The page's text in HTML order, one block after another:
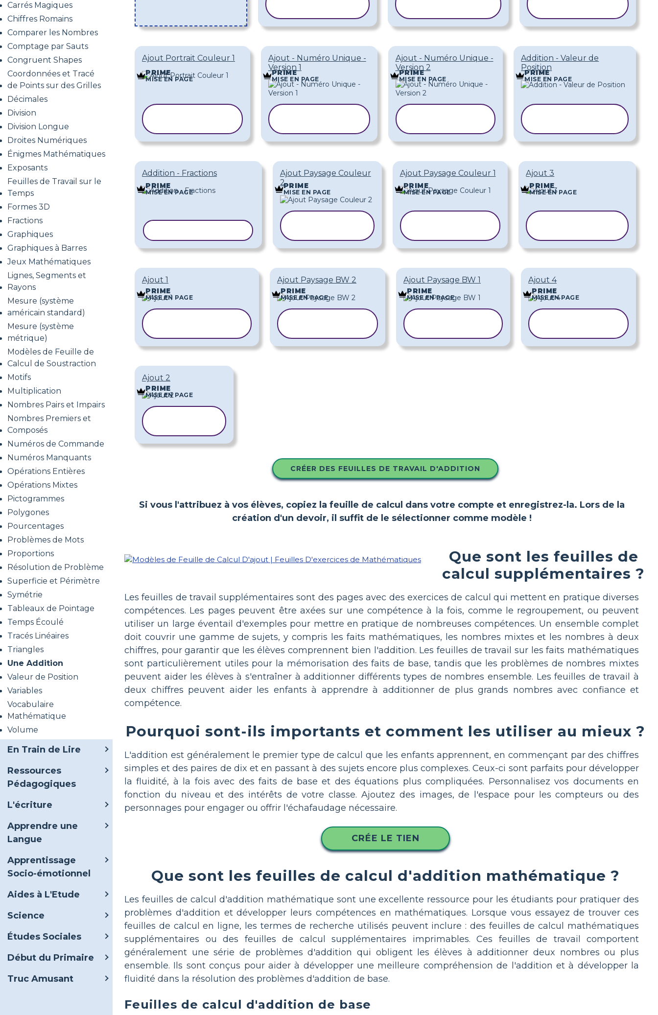
Carrés Magiques
Chiffres Romains
Comparer les Nombres
Comptage par Sauts
Congruent Shapes
Coordonnées et Tracé
de Points sur des Grilles
Décimales
Division
Division Longue
Droites Numériques
Énigmes Mathématiques
Exposants
Feuilles de Travail sur le
Temps
Formes 3D
Fractions
Graphiques
Graphiques à Barres
Jeux Mathématiques
Lignes, Segments et
Rayons
Mesure (système
américain standard)
Mesure (système
métrique)
Modèles de Feuille de
Calcul de Soustraction
Motifs
Multiplication
Nombres Pairs et Impairs
Nombres Premiers et
Composés
Numéros de Commande
Numéros Manquants
Opérations Entières
Opérations Mixtes
Pictogrammes
Polygones
Pourcentages
Problèmes de Mots
Proportions
Résolution de Problème
Superficie et Périmètre
Symétrie
Tableaux de Pointage
Temps Écoulé
Tracés Linéaires
Triangles
Une Addition
Valeur de Position
Variables
Vocabulaire
Mathématique
Volume
En Train de Lire
Ressources
Pédagogiques
L'écriture
Apprendre une
Langue
Apprentissage
Socio-émotionnel
Aides à L'Etude
Science
Études Sociales
Début du Primaire
Truc Amusant
Ajout Portrait Couleur 1
PRIME
MISE EN PAGE
Ajout - Numéro Unique -
Version 1
PRIME
MISE EN PAGE
Ajout - Numéro Unique -
Version 2
PRIME
MISE EN PAGE
Addition - Valeur de
Position
PRIME
MISE EN PAGE
Addition - Fractions
PRIME
MISE EN PAGE
Ajout Paysage Couleur
2PRIME
MISE EN PAGE
Ajout Paysage Couleur 1
PRIME
MISE EN PAGE
Ajout 3
PRIME
MISE EN PAGE
Ajout 1
PRIME
MISE EN PAGE
Ajout Paysage BW 2
PRIME
MISE EN PAGE
Ajout Paysage BW 1
PRIME
MISE EN PAGE
Ajout 4
PRIME
MISE EN PAGE
Ajout 2
PRIME
MISE EN PAGE
CRÉER DES FEUILLES DE TRAVAIL D'ADDITION
Si vous l'attribuez à vos élèves, copiez la feuille de calcul dans votre compte et enregistrez-la. Lors de la
création d'un devoir, il suffit de le sélectionner comme modèle !
Que sont les feuilles de
calcul supplémentaires ?
Les feuilles de travail supplémentaires sont des pages avec des exercices de calcul qui mettent en pratique diverses
compétences. Les pages peuvent être axées sur une compétence à la fois, comme le regroupement, ou peuvent
utiliser un large éventail d'exemples pour mettre en pratique de nombreuses compétences. Un ensemble complet
doit couvrir une gamme de sujets, y compris les faits mathématiques, les nombres mixtes et les nombres à deux
chiffres, pour garantir que les élèves comprennent bien l'addition. Les feuilles de travail sur les faits mathématiques
sont particulièrement utiles pour la mémorisation des faits de base, tandis que les problèmes de nombres mixtes
peuvent aider les élèves à s'entraîner à additionner différents types de nombres ensemble. Les feuilles de travail à
deux chiffres peuvent aider les enfants à apprendre à additionner de plus grands nombres avec confiance et
compétence.
Pourquoi sont-ils importants et comment les utiliser au mieux ?
L'addition est généralement le premier type de calcul que les enfants apprennent, en commençant par des chiffres
simples et des paires de dix et en passant à des sujets encore plus complexes. Ceux-ci sont parfaits pour développer
la fluidité, à la fois avec des faits de base et des équations plus compliquées. Personnalisez vos documents en
fonction du niveau et des intérêts de votre classe. Ajoutez des images, de l'espace pour les compteurs ou des
personnages pour engager ou offrir l'échafaudage nécessaire.
CRÉE LE TIEN
Que sont les feuilles de calcul d'addition mathématique ?
Les feuilles de calcul d'addition mathématique sont une excellente ressource pour les étudiants pour pratiquer des
problèmes d'addition et développer leurs compétences en mathématiques. Lorsque vous essayez de trouver ces
feuilles de calcul en ligne, les termes de recherche utilisés peuvent inclure : des feuilles de calcul mathématiques
supplémentaires ou des feuilles de calcul supplémentaires imprimables. Ces feuilles de travail comportent
généralement une série de problèmes d'addition qui obligent les élèves à additionner deux nombres ou plus
ensemble. Ils sont conçus pour aider à développer une meilleure compréhension de l'addition et à développer la
fluidité dans la résolution des problèmes d'addition de base.
Feuilles de calcul d'addition de base